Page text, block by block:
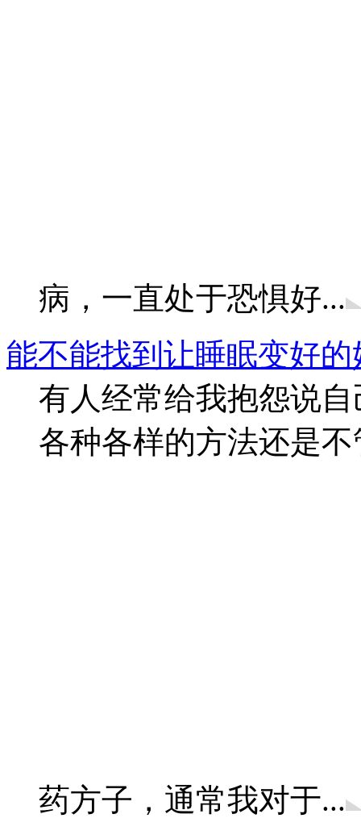
病，一直处于恐惧好...
能不能找到让睡眠变好的
有人经常给我抱怨说
各种各样的方法还是
药方子，通常我对于...